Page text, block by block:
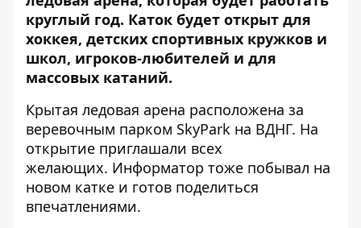
круглый год. Каток будет открыт для
хоккея, детских спортивных кружков и
школ, игроков-любителей и для
массовых катаний.
Крытая ледовая арена расположена за
веревочным парком SkyPark на ВДНГ. На
открытие приглашали всех
желающих. Информатор тоже побывал на
новом катке и готов поделиться
впечатлениями.